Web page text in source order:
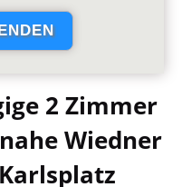
2 Zimmer
Wiedner